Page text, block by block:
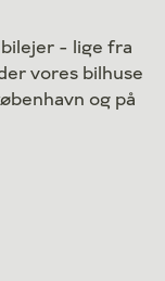
- lige fra
vores bilhuse
og på